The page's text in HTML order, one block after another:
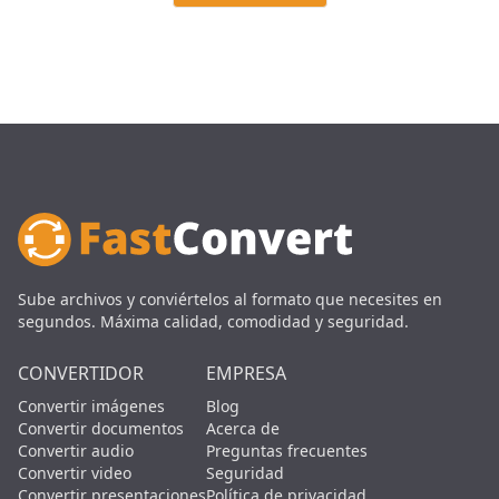
Sube archivos y conviértelos al formato que necesites en
segundos. Máxima calidad, comodidad y seguridad.
CONVERTIDOR
Convertir imágenes
Convertir documentos
Convertir audio
Convertir video
EMPRESA
Blog
Acerca de
Preguntas frecuentes
Seguridad